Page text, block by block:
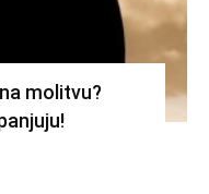
molitvu?